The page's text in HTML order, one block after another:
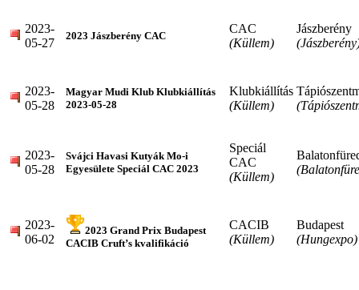
2023-
05-27
2023 Jászberény CAC
CAC
(Küllem)
Jászberény
2023-
05-28
Magyar Mudi Klub Klubkiállítás
2023-05-28
Klubkiállítás
(Küllem)
2023-
05-28
Svájci Havasi Kutyák Mo-i
Egyesülete Speciál CAC 2023
Speciál
CAC
(Küllem)
2023-
06-02
2023 Grand Prix Budapest
CACIB Cruft’s kvalifikáció
CACIB
(Küllem)
Budapest
(Hungexpo)